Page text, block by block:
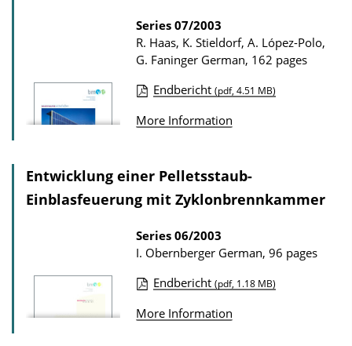
a
d
a
t
o
n
w
n
l
o
d
s
Series 07/2003
R. Haas, K. Stieldorf, A. López-Polo,
G. Faninger German, 162 pages
u
l
i
a
t
i
o
Endbericht (pdf, 4.51 MB)
More Information
Entwicklung einer Pelletsstaub-
Einblasfeuerung mit Zyklonbrennkammer
Series 06/2003
I. Obernberger German, 96 pages
u
Endbericht (pdf, 1.18 MB)
More Information